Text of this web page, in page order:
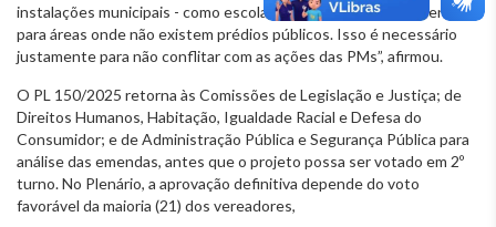
instalações municipais - como escolas, parques -, sem se estender
para áreas onde não existem prédios públicos. Isso é necessário
justamente para não conflitar com as ações das PMs”, afirmou.
O PL 150/2025 retorna às Comissões de Legislação e Justiça; de
Direitos Humanos, Habitação, Igualdade Racial e Defesa do
Consumidor; e de Administração Pública e Segurança Pública para
análise das emendas, antes que o projeto possa ser votado em 2º
turno. No Plenário, a aprovação definitiva depende do voto
favorável da maioria (21) dos vereadores,